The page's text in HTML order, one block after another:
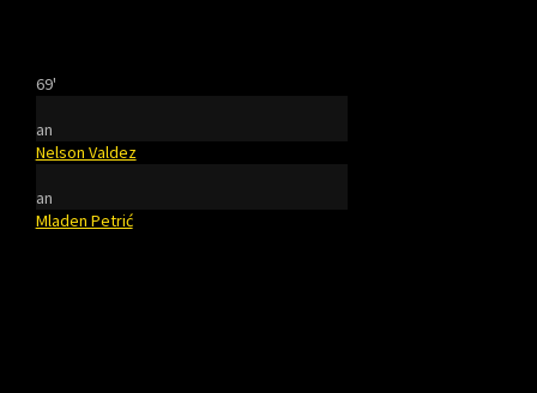
69'
an
Nelson Valdez
an
Mladen Petrić